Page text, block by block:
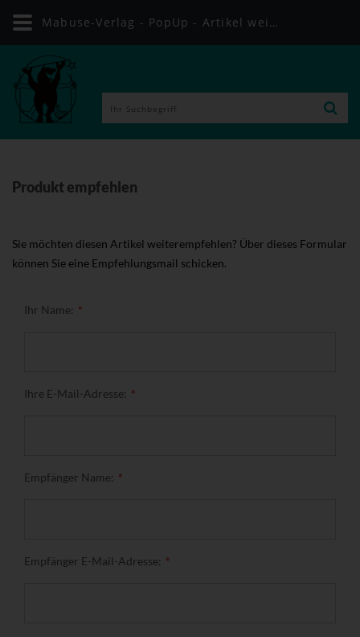
Produkt empfehlen
Sie möchten diesen Artikel weiterempfehlen? Über dieses Formular
können Sie eine Empfehlungsmail schicken.
Ihr Name:
Ihre E-Mail-Adresse:
Empfänger Name:
Empfänger E-Mail-Adresse:
Mabuse-Verlag - PopUp - Artikel weiterempfehlen